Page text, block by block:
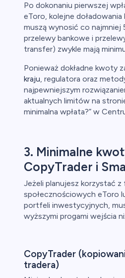
Po dokonaniu pierwszej
eToro, kolejne
muszą wynosić co najmniej
przelewy bankowe i
transfer) zwykle mają
Ponieważ dokładne kwoty
kraju, regulatora oraz
najpewniejszym
aktualnych limitów na
minimalna wpłata?” w
3. Minimalne
CopyTrader i
Jeżeli planujesz korzystać z
społecznościowych eToro
portfeli inwestycyjnych,
wyższymi progami wejścia
CopyTrader
tradera)